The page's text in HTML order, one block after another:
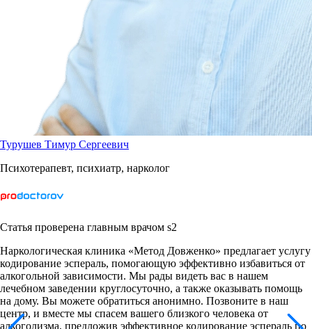
Турушев Тимур Сергеевич
Психотерапевт, психиатр, нарколог
Статья проверена главным врачом s2
Наркологическая клиника «Метод Довженко» предлагает услугу
кодирование эспераль, помогающую эффективно избавиться от
алкогольной зависимости. Мы рады видеть вас в нашем
лечебном заведении круглосуточно, а также оказывать помощь
на дому. Вы можете обратиться анонимно. Позвоните в наш
центр, и вместе мы спасем вашего близкого человека от
алкоголизма, предложив эффективное кодирование эспераль по